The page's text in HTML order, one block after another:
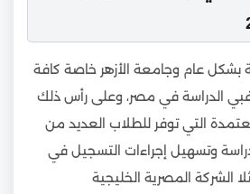
بشكل عام وجامعة الأزهر خاصة كافة
الدراسة في مصر، وعلى رأس ذلك
التي توفر للطلاب العديد من
وتسهيل إجراءات التسجيل في
الشركة المصرية الخليجية